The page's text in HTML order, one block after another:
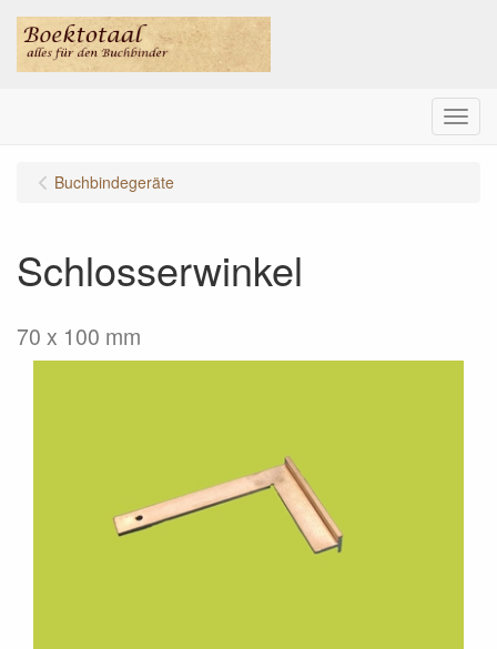
Menu
Buchbindegeräte
Schlosserwinkel
70 x 100 mm